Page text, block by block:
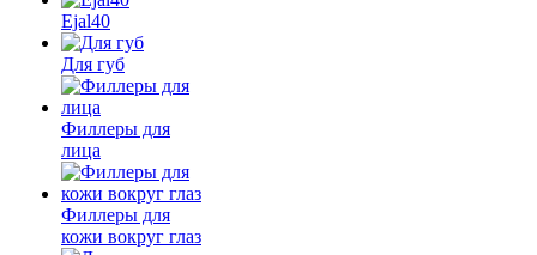
Ejal40
Для губ
Филлеры для
лица
Филлеры для
кожи вокруг глаз